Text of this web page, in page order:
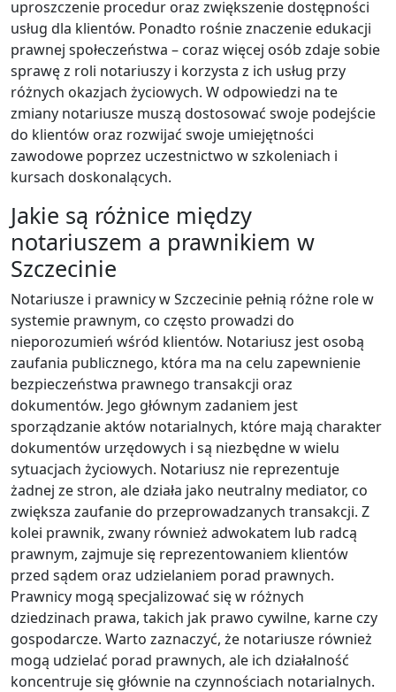
uproszczenie procedur oraz zwiększenie dostępności
usług dla klientów. Ponadto rośnie znaczenie edukacji
prawnej społeczeństwa – coraz więcej osób zdaje sobie
sprawę z roli notariuszy i korzysta z ich usług przy
różnych okazjach życiowych. W odpowiedzi na te
zmiany notariusze muszą dostosować swoje podejście
do klientów oraz rozwijać swoje umiejętności
zawodowe poprzez uczestnictwo w szkoleniach i
kursach doskonalących.
Jakie są różnice między
notariuszem a prawnikiem w
Szczecinie
Notariusze i prawnicy w Szczecinie pełnią różne role w
systemie prawnym, co często prowadzi do
nieporozumień wśród klientów. Notariusz jest osobą
zaufania publicznego, która ma na celu zapewnienie
bezpieczeństwa prawnego transakcji oraz
dokumentów. Jego głównym zadaniem jest
sporządzanie aktów notarialnych, które mają charakter
dokumentów urzędowych i są niezbędne w wielu
sytuacjach życiowych. Notariusz nie reprezentuje
żadnej ze stron, ale działa jako neutralny mediator, co
zwiększa zaufanie do przeprowadzanych transakcji. Z
kolei prawnik, zwany również adwokatem lub radcą
prawnym, zajmuje się reprezentowaniem klientów
przed sądem oraz udzielaniem porad prawnych.
Prawnicy mogą specjalizować się w różnych
dziedzinach prawa, takich jak prawo cywilne, karne czy
gospodarcze. Warto zaznaczyć, że notariusze również
mogą udzielać porad prawnych, ale ich działalność
koncentruje się głównie na czynnościach notarialnych.